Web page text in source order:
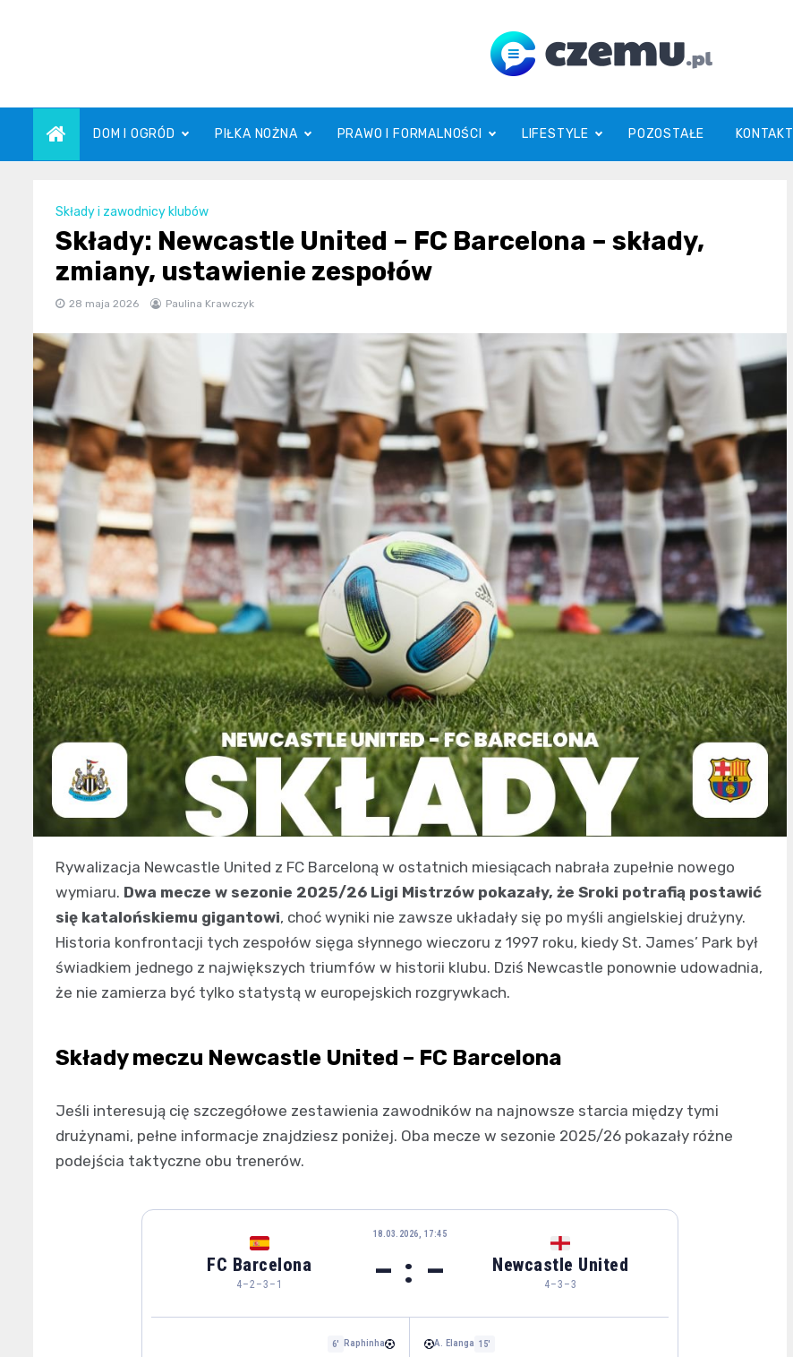
czemu.pl
DOM I OGRÓD PIŁKA NOŻNA PRAWO I FORMALNOŚCI LIFESTYLE POZOSTAŁE KONTAKT
Składy i zawodnicy klubów
Składy: Newcastle United – FC Barcelona – składy,
zmiany, ustawienie zespołów
28 maja 2026 Paulina Krawczyk
Rywalizacja Newcastle United z FC Barceloną w ostatnich miesiącach nabrała zupełnie nowego
wymiaru. Dwa mecze w sezonie 2025/26 Ligi Mistrzów pokazały, że Sroki potrafią postawić
się katalońskiemu gigantowi, choć wyniki nie zawsze układały się po myśli angielskiej drużyny.
Historia konfrontacji tych zespołów sięga słynnego wieczoru z 1997 roku, kiedy St. James’ Park był
świadkiem jednego z największych triumfów w historii klubu. Dziś Newcastle ponownie udowadnia,
że nie zamierza być tylko statystą w europejskich rozgrywkach.
Składy meczu Newcastle United – FC Barcelona
Jeśli interesują cię szczegółowe zestawienia zawodników na najnowsze starcia między tymi
drużynami, pełne informacje znajdziesz poniżej. Oba mecze w sezonie 2025/26 pokazały różne
podejścia taktyczne obu trenerów.
FC Barcelona
4–2–3–1
18.03.2026, 17:45
– : – Newcastle United
4–3–3
6' Raphinha A. Elanga 15'